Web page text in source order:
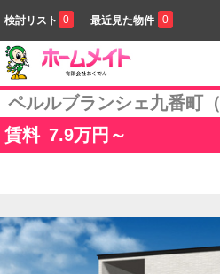
検討リスト 0 最近見た物件 0
ペルルブランシェ九番町（
賃料 7.9万円～